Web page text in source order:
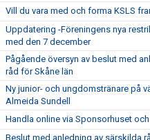
Vill du vara med och forma KSLS
Uppdatering -Föreningens nya
med den 7 december
Pågående översyn av beslut med
råd för Skåne län
Ny junior- och ungdomstränare på
Almeida Sundell
Handla online via Sponsorhuset
Beslut med anledning av särskilda